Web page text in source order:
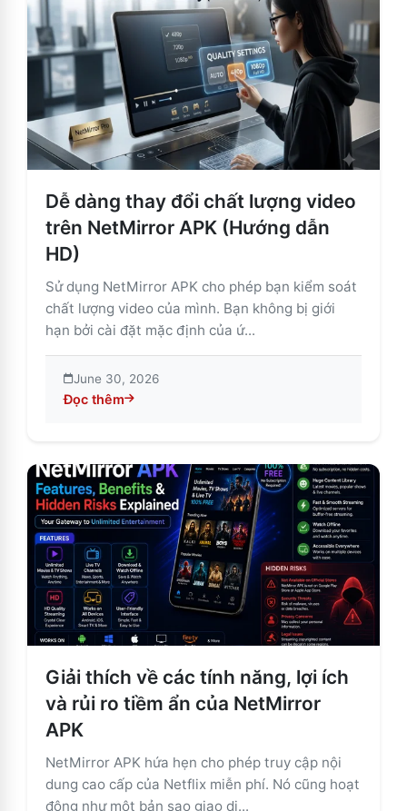
Dễ dàng thay đổi chất lượng video
trên NetMirror APK (Hướng dẫn
HD)
Sử dụng NetMirror APK cho phép bạn kiểm soát
chất lượng video của mình. Bạn không bị giới
hạn bởi cài đặt mặc định của ứ...
June 30, 2026
Đọc thêm
about Dễ dàng thay đổi chất lượng video trên
Giải thích về các tính năng, lợi ích
và rủi ro tiềm ẩn của NetMirror
APK
NetMirror APK hứa hẹn cho phép truy cập nội
dung cao cấp của Netflix miễn phí. Nó cũng hoạt
động như một bản sao giao di...